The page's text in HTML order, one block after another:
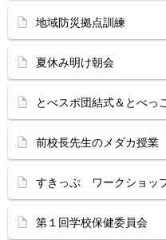
地域防災拠点訓練
夏休み明け朝会
とべスポ団結式＆とべっ
前校長先生のメダカ授業
すきっぷ ワークショッ
第１回学校保健委員会